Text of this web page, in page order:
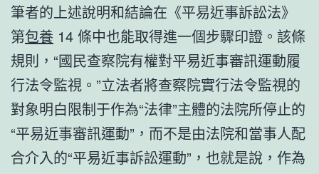
筆者的上述說明和結論在《平易近事訴訟法》
第包養 14 條中也能取得進一個步驟印證。該條
規則，“國民查察院有權對平易近事審訊運動履
行法令監視。”立法者將查察院實行法令監視的
對象明白限制于作為“法律”主體的法院所停止的
“平易近事審訊運動”，而不是由法院和當事人配
合介入的“平易近事訴訟運動”，也就是說，作為